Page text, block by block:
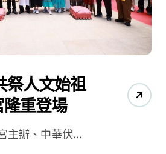
祭人文始祖
重登場
主辦、中華伏...